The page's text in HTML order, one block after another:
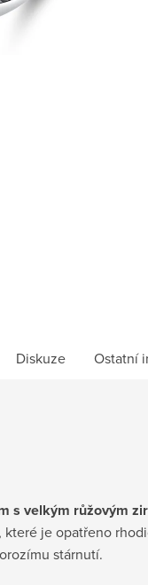
Diskuze Ostatní
s velkým růžovým
, které je opatřeno
stárnutí.